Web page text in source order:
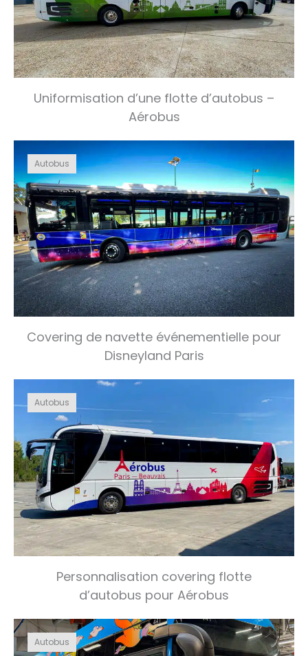
Uniformisation d’une flotte d’autobus –
Aérobus
Autobus
Covering de navette événementielle pour
Disneyland Paris
Autobus
Personnalisation covering flotte
d’autobus pour Aérobus
Autobus